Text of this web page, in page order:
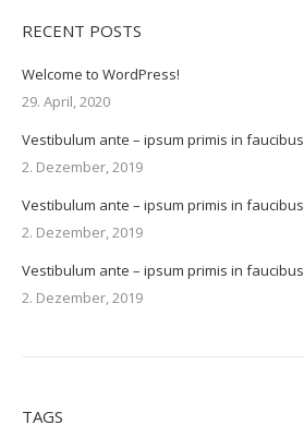
RECENT POSTS
Welcome to WordPress!
29. April, 2020
Vestibulum ante – ipsum primis in faucibus
2. Dezember, 2019
Vestibulum ante – ipsum primis in faucibus
2. Dezember, 2019
Vestibulum ante – ipsum primis in faucibus
2. Dezember, 2019
TAGS